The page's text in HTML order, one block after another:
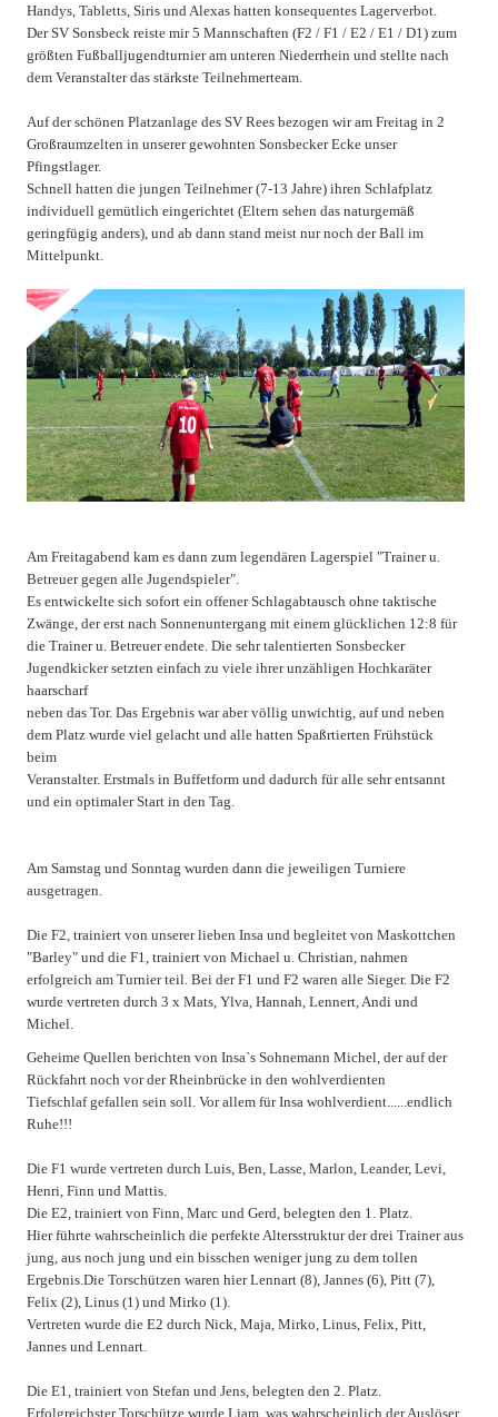
Handys, Tabletts, Siris und Alexas hatten konsequentes Lagerverbot.
Der SV Sonsbeck reiste mir 5 Mannschaften (F2 / F1 / E2 / E1 / D1) zum
größten Fußballjugendturnier am unteren Niederrhein und stellte nach
dem Veranstalter das stärkste Teilnehmerteam.
Auf der schönen Platzanlage des SV Rees bezogen wir am Freitag in 2
Großraumzelten in unserer gewohnten Sonsbecker Ecke unser
Pfingstlager.
Schnell hatten die jungen Teilnehmer (7-13 Jahre) ihren Schlafplatz
individuell gemütlich eingerichtet (Eltern sehen das naturgemäß
geringfügig anders), und ab dann stand meist nur noch der Ball im
Mittelpunkt.
Am Freitagabend kam es dann zum legendären Lagerspiel "Trainer u.
Betreuer gegen alle Jugendspieler".
Es entwickelte sich sofort ein offener Schlagabtausch ohne taktische
Zwänge, der erst nach Sonnenuntergang mit einem glücklichen 12:8 für
die Trainer u. Betreuer endete. Die sehr talentierten Sonsbecker
Jugendkicker setzten einfach zu viele ihrer unzähligen Hochkaräter
haarscharf
neben das Tor. Das Ergebnis war aber völlig unwichtig, auf und neben
dem Platz wurde viel gelacht und alle hatten Spaßrtierten Frühstück
beim
Veranstalter. Erstmals in Buffetform und dadurch für alle sehr entsannt
und ein optimaler Start in den Tag.
Am Samstag und Sonntag wurden dann die jeweiligen Turniere
ausgetragen.
Die F2, trainiert von unserer lieben Insa und begleitet von Maskottchen
"Barley" und die F1, trainiert von Michael u. Christian, nahmen
erfolgreich am Turnier teil. Bei der F1 und F2 waren alle Sieger. Die F2
wurde vertreten durch 3 x Mats, Ylva, Hannah, Lennert, Andi und
Michel.
Geheime Quellen berichten von Insa`s Sohnemann Michel, der auf der
Rückfahrt noch vor der Rheinbrücke in den wohlverdienten
Tiefschlaf gefallen sein soll. Vor allem für Insa wohlverdient......endlich
Ruhe!!!
Die F1 wurde vertreten durch Luis, Ben, Lasse, Marlon, Leander, Levi,
Henri, Finn und Mattis.
Die E2, trainiert von Finn, Marc und Gerd, belegten den 1. Platz.
Hier führte wahrscheinlich die perfekte Altersstruktur der drei Trainer aus
jung, aus noch jung und ein bisschen weniger jung zu dem tollen
Ergebnis.Die Torschützen waren hier Lennart (8), Jannes (6), Pitt (7),
Felix (2), Linus (1) und Mirko (1).
Vertreten wurde die E2 durch Nick, Maja, Mirko, Linus, Felix, Pitt,
Jannes und Lennart.
Die E1, trainiert von Stefan und Jens, belegten den 2. Platz.
Erfolgreichster Torschütze wurde Liam, was wahrscheinlich der Auslöser